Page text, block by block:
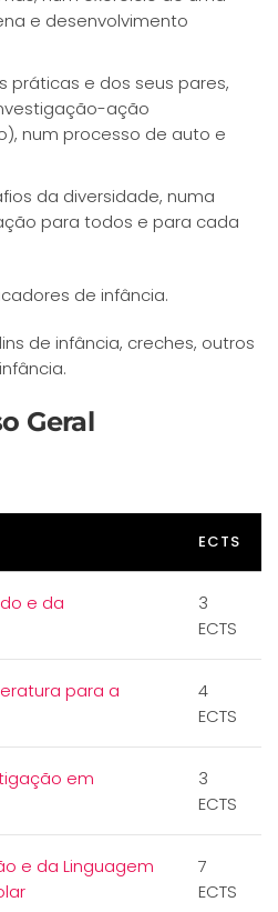
e desenvolvimento
práticas e dos seus pares,
ação
num processo de auto e
da diversidade, numa
para todos e para cada
de infância.
de infância, creches, outros
Geral
ECTS
e da
3
ECTS
para a
4
ECTS
em
3
ECTS
e da Linguagem
7
ECTS